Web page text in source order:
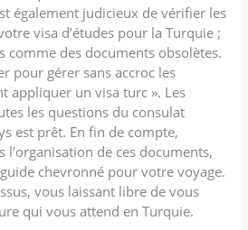
également judicieux de vérifier les
visa d’études pour la Turquie ;
comme des documents obsolètes.
pour gérer sans accroc les
appliquer un visa turc ». Les
les questions du consulat
est prêt. En fin de compte,
de ces documents,
chevronné pour votre voyage.
vous laissant libre de vous
qui vous attend en Turquie.